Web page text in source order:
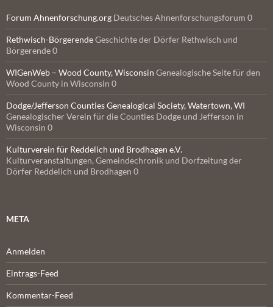
Forum Ahnenforschung.org Deutsches Ahnenforschungsforum 0
Rethwisch-BörgerendeGeschichte der Dörfer Rethwisch und
Börgerende 0
WIGenWeb – Wood County, Wisconsin Genealogische Seite für den
Wood County in Wisconsin 0
Dodge/Jefferson Counties Genealogical Society, Watertown, WI
Genealogischer Verein für die Counties Dodge und Jefferson in
Wisconsin 0
Kulturverein für Reddelich und Brodhagen e.V.
Kulturveranstaltungen, Gemeindechronik und Dorfzeitung der
Dörfer Reddelich und Brodhagen 0
META
Anmelden
Eintrags-Feed
Kommentar-Feed